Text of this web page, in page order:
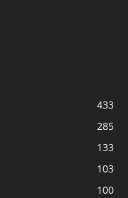
433
285
133
103
100